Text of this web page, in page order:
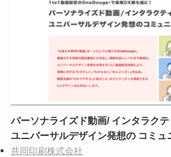
パーソナライズド動画/ インタラク
ユニバーサルデザイン発想の コミュ
共同印刷株式会社